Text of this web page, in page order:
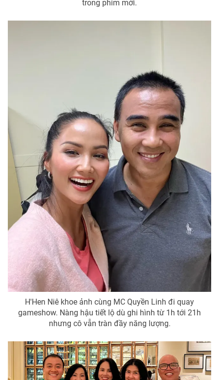
trong phim mới.
H'Hen Niê khoe ảnh cùng MC Quyền Linh đi quay
gameshow. Nàng hậu tiết lộ dù ghi hình từ 1h tới 21h
nhưng cô vẫn tràn đầy năng lượng.